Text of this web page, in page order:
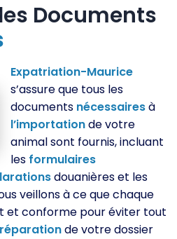
Documents
Expatriation-Maurice
s’assure que tous les
documents nécessairesà
l’importationde votre
animal sont fournis, incluant
les formulaires
douanières et les
veillons à ce que chaque
et conforme pour éviter tout
de votre dossier